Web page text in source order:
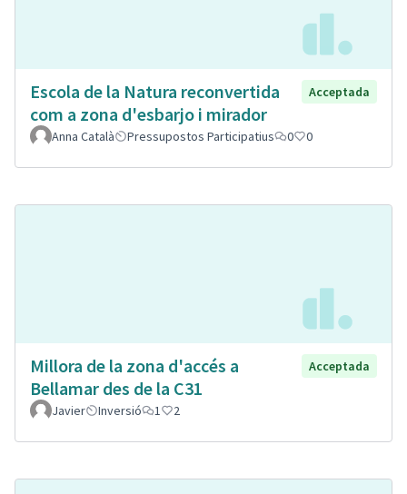
Escola de la Natura reconvertida
com a zona d'esbarjo i mirador
Acceptada
Anna Català Pressupostos Participatius 0 0
Millora de la zona d'accés a
Bellamar des de la C31
Acceptada
Javier Inversió 1 2